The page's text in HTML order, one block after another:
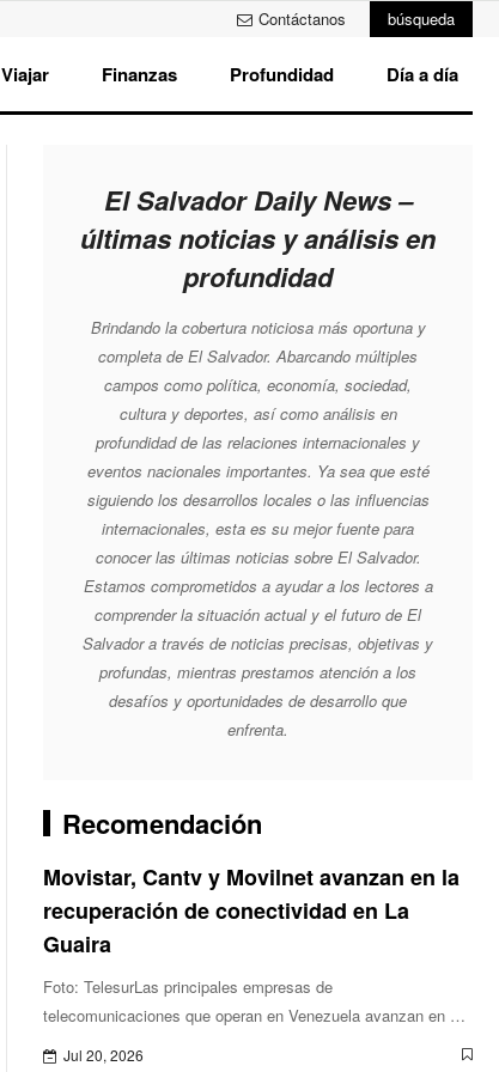
Contáctanos búsqueda
Viajar Finanzas Profundidad Día a día
El Salvador Daily News –
últimas noticias y análisis en
profundidad
Brindando la cobertura noticiosa más oportuna y
completa de El Salvador. Abarcando múltiples
campos como política, economía, sociedad,
cultura y deportes, así como análisis en
profundidad de las relaciones internacionales y
eventos nacionales importantes. Ya sea que esté
siguiendo los desarrollos locales o las influencias
internacionales, esta es su mejor fuente para
conocer las últimas noticias sobre El Salvador.
Estamos comprometidos a ayudar a los lectores a
comprender la situación actual y el futuro de El
Salvador a través de noticias precisas, objetivas y
profundas, mientras prestamos atención a los
desafíos y oportunidades de desarrollo que
enfrenta.
Recomendación
Movistar, Cantv y Movilnet avanzan en la
recuperación de conectividad en La
Guaira
Foto: TelesurLas principales empresas de
telecomunicaciones que operan en Venezuela avanzan en el
restablecimiento de los servicios de conectividad en La
Jul 20, 2026